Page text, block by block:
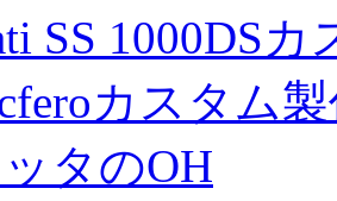
SS 1000DSカ
カスタム
タのOH